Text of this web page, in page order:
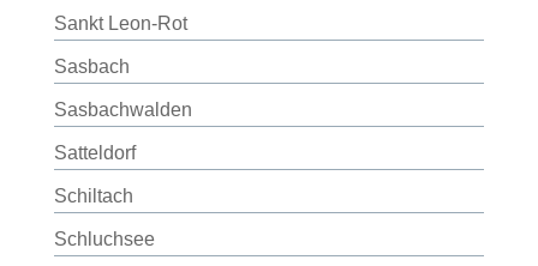
Sankt Leon-Rot
Sasbach
Sasbachwalden
Satteldorf
Schiltach
Schluchsee